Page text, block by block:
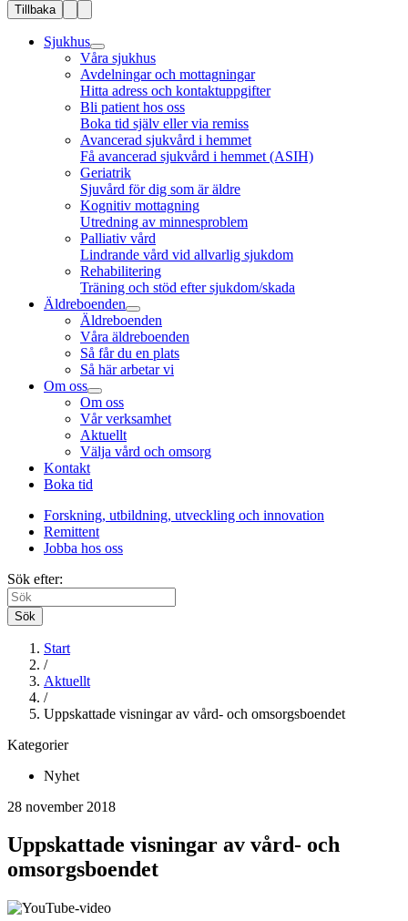
Tillbaka
Sjukhus
Våra sjukhus
Avdelningar och mottagningar
Hitta adress och kontaktuppgifter
Bli patient hos oss
Boka tid själv eller via remiss
Avancerad sjukvård i hemmet
Få avancerad sjukvård i hemmet (ASIH)
Geriatrik
Sjuvård för dig som är äldre
Kognitiv mottagning
Utredning av minnesproblem
Palliativ vård
Lindrande vård vid allvarlig sjukdom
Rehabilitering
Träning och stöd efter sjukdom/skada
Äldreboenden
Äldreboenden
Våra äldreboenden
Så får du en plats
Så här arbetar vi
Om oss
Om oss
Vår verksamhet
Aktuellt
Välja vård och omsorg
Kontakt
Boka tid
Forskning, utbildning, utveckling och innovation
Remittent
Jobba hos oss
Sök efter:
Sök
Start
/
Aktuellt
/
Uppskattade visningar av vård- och omsorgsboendet
Kategorier
Nyhet
28 november 2018
Uppskattade visningar av vård- och
omsorgsboendet